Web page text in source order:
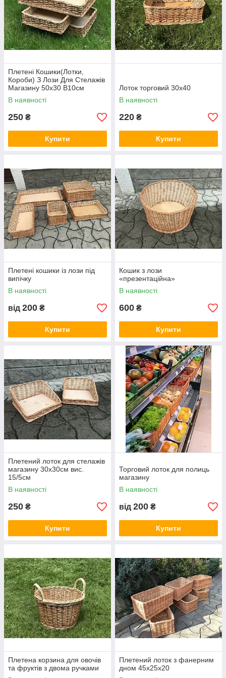
Плетені Кошики(Лотки,
Короби) З Лози Для Стелажів
Магазину 50х30 В10см
В наявності
250 ₴
Купити
Лоток торговий 30х40
В наявності
220 ₴
Купити
Плетені кошики із лози під
випічку
В наявності
від 200 ₴
Купити
Кошик з лози
«презентаційна»
В наявності
600 ₴
Купити
Плетений лоток для стелажів
магазину 30х30см вис.
15/5см
В наявності
250 ₴
Купити
Торговий лоток для полиць
магазину
В наявності
від 200 ₴
Купити
Плетена корзина для овочів
та фруктів з двома ручками
Плетений лоток з фанерним
дном 45х25х20